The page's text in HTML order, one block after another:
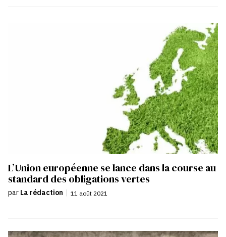
L’Union européenne se lance dans la course au
standard des obligations vertes
par La rédaction | 11 août 2021